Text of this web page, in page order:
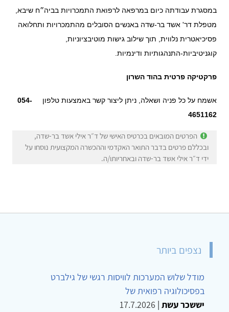
במסגרת עבודתה כיום במרפאה לרפואת התמכרויות בביה״ח שיבא,
מטפלת דר' אשד בר-שדה באנשים הסובלים מהתמכרויות ותחלואה
פסיכיאטרית נלווית, תוך שילוב גישות מוטיבציוניות,
קוגניטיביות-התנהגותיות ודינמיות.
פרקטיקה פרטית בהוד השרון
אשמח על כל פניה ושאלה, ניתן ליצור קשר באמצעות טלפון
054-
4651162
הפרטים המובאים בכרטיס האישי של ד״ר אילי אשד בר-שדה,
ובכללם פרטים בדבר התואר האקדמי וההכשרה המקצועית נוסחו על
ידי ד״ר אילי אשד בר-שדה ובאחריותו/ה.
נצפים ביותר
מודל שלוש המערכות לוויסות רגשי של גילברט
בפסיכולוגיה רפואית של
יששכר עשת |
17.7.2026